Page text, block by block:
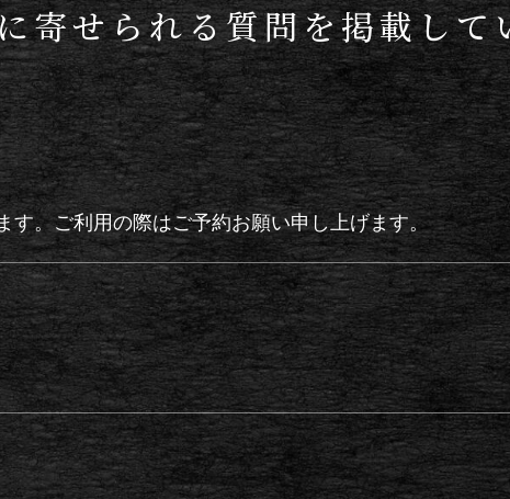
寄せられる質問を掲載して
す。ご利用の際はご予約お願い申し上げます。